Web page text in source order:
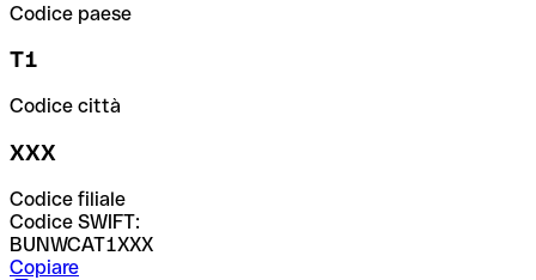
Codice paese
T1
Codice città
XXX
Codice filiale
Codice SWIFT:
BUNWCAT1XXX
Copiare